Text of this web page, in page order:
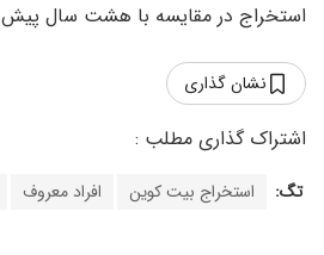
استخراج در مقایسه با هشت سال پیش ۵۸۱۴٪ رشد کرده است.
نشان گذاری
تگ: استخراج بیت کوین افراد معروف